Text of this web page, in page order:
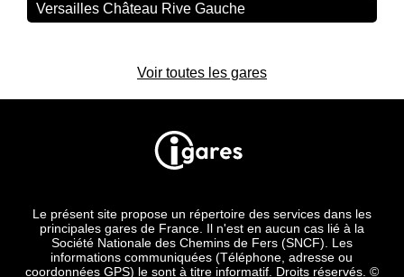
Versailles Château Rive Gauche
Voir toutes les gares
Le présent site propose un répertoire des services dans les
principales gares de France. Il n'est en aucun cas lié à la
Société Nationale des Chemins de Fers (SNCF). Les
informations communiquées (Téléphone, adresse ou
coordonnées GPS) le sont à titre informatif. Droits réservés. ©